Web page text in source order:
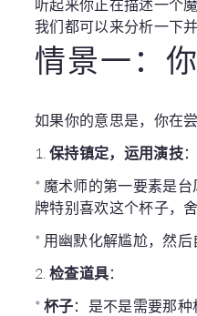
听起来你正在描述一个
我们都可以来分析一下
情景一：
如果你的意思是，你在
1. 保持镇定，运用演技：
* 魔术师的第一要素是
牌特别喜欢这个杯子，
* 用幽默化解尴尬，然后
2. 检查道具：
* 杯子：是不是需要那